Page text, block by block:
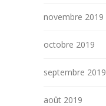
novembre 2019
octobre 2019
septembre 2019
août 2019